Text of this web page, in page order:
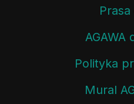
AGAWA
Polityka
Mural